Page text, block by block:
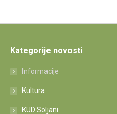
Kategorije novosti
Informacije
Kultura
KUD Soljani